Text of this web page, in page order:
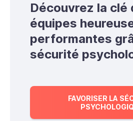
Découvrez la clé
équipes
performantes
sécurité
FAVORISER LA